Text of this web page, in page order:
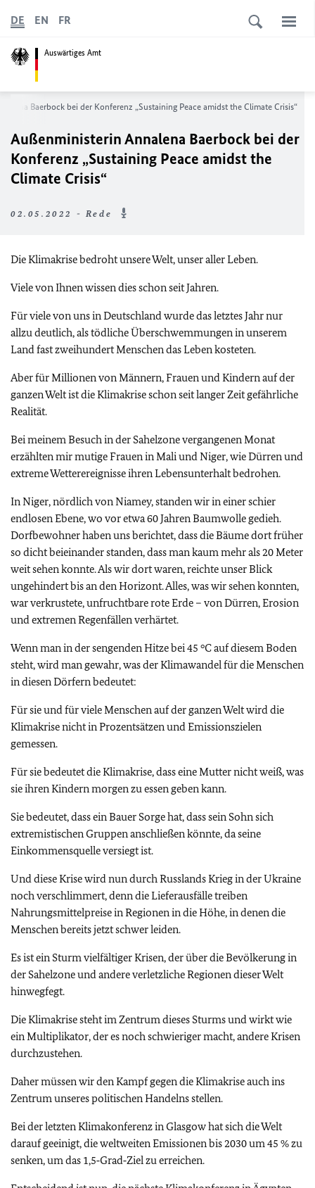
Auswärtiges Amt
DE EN FR
Baerbock bei der Konferenz „Sustaining Peace amidst the Climate Crisis“
Außenministerin Annalena Baerbock bei der
Konferenz „Sustaining Peace amidst the
Climate Crisis“
02.05.2022 - Rede
Die Klimakrise bedroht unsere Welt, unser aller Leben.
Viele von Ihnen wissen dies schon seit Jahren.
Für viele von uns in Deutschland wurde das letztes Jahr nur
allzu deutlich, als tödliche Überschwemmungen in unserem
Land fast zweihundert Menschen das Leben kosteten.
Aber für Millionen von Männern, Frauen und Kindern auf der
ganzen Welt ist die Klimakrise schon seit langer Zeit gefährliche
Realität.
Bei meinem Besuch in der Sahelzone vergangenen Monat
erzählten mir mutige Frauen in Mali und Niger, wie Dürren und
extreme Wetterereignisse ihren Lebensunterhalt bedrohen.
In Niger, nördlich von Niamey, standen wir in einer schier
endlosen Ebene, wo vor etwa 60 Jahren Baumwolle gedieh.
Dorfbewohner haben uns berichtet, dass die Bäume dort früher
so dicht beieinander standen, dass man kaum mehr als 20 Meter
weit sehen konnte. Als wir dort waren, reichte unser Blick
ungehindert bis an den Horizont. Alles, was wir sehen konnten,
war verkrustete, unfruchtbare rote Erde – von Dürren, Erosion
und extremen Regenfällen verhärtet.
Wenn man in der sengenden Hitze bei 45 °C auf diesem Boden
steht, wird man gewahr, was der Klimawandel für die Menschen
in diesen Dörfern bedeutet:
Für sie und für viele Menschen auf der ganzen Welt wird die
Klimakrise nicht in Prozentsätzen und Emissionszielen
gemessen.
Für sie bedeutet die Klimakrise, dass eine Mutter nicht weiß, was
sie ihren Kindern morgen zu essen geben kann.
Sie bedeutet, dass ein Bauer Sorge hat, dass sein Sohn sich
extremistischen Gruppen anschließen könnte, da seine
Einkommensquelle versiegt ist.
Und diese Krise wird nun durch Russlands Krieg in der Ukraine
noch verschlimmert, denn die Lieferausfälle treiben
Nahrungsmittelpreise in Regionen in die Höhe, in denen die
Menschen bereits jetzt schwer leiden.
Es ist ein Sturm vielfältiger Krisen, der über die Bevölkerung in
der Sahelzone und andere verletzliche Regionen dieser Welt
hinwegfegt.
Die Klimakrise steht im Zentrum dieses Sturms und wirkt wie
ein Multiplikator, der es noch schwieriger macht, andere Krisen
durchzustehen.
Daher müssen wir den Kampf gegen die Klimakrise auch ins
Zentrum unseres politischen Handelns stellen.
Bei der letzten Klimakonferenz in Glasgow hat sich die Welt
darauf geeinigt, die weltweiten Emissionen bis 2030 um 45 % zu
senken, um das 1,5‑Grad‑Ziel zu erreichen.